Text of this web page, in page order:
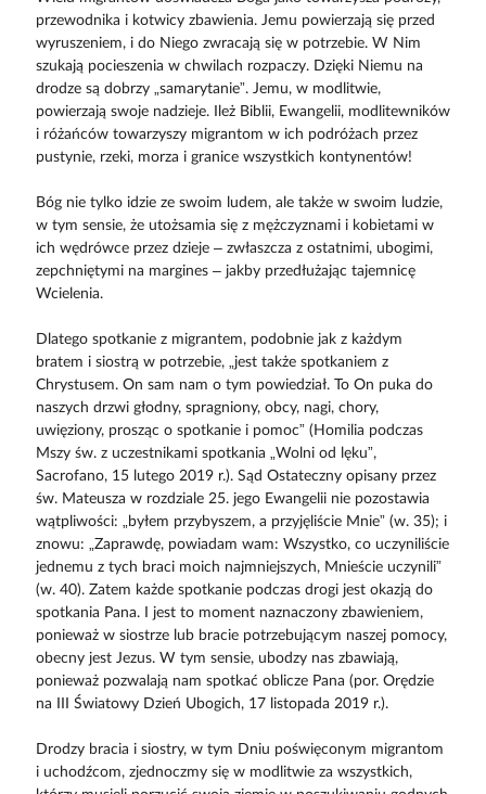
przewodnika i kotwicy zbawienia. Jemu powierzają się przed
wyruszeniem, i do Niego zwracają się w potrzebie. W Nim
szukają pocieszenia w chwilach rozpaczy. Dzięki Niemu na
drodze są dobrzy „samarytanie”. Jemu, w modlitwie,
powierzają swoje nadzieje. Ileż Biblii, Ewangelii, modlitewników
i różańców towarzyszy migrantom w ich podróżach przez
pustynie, rzeki, morza i granice wszystkich kontynentów!
Bóg nie tylko idzie ze swoim ludem, ale także w swoim ludzie,
w tym sensie, że utożsamia się z mężczyznami i kobietami w
ich wędrówce przez dzieje – zwłaszcza z ostatnimi, ubogimi,
zepchniętymi na margines – jakby przedłużając tajemnicę
Wcielenia.
Dlatego spotkanie z migrantem, podobnie jak z każdym
bratem i siostrą w potrzebie, „jest także spotkaniem z
Chrystusem. On sam nam o tym powiedział. To On puka do
naszych drzwi głodny, spragniony, obcy, nagi, chory,
uwięziony, prosząc o spotkanie i pomoc” (Homilia podczas
Mszy św. z uczestnikami spotkania „Wolni od lęku”,
Sacrofano, 15 lutego 2019 r.). Sąd Ostateczny opisany przez
św. Mateusza w rozdziale 25. jego Ewangelii nie pozostawia
wątpliwości: „byłem przybyszem, a przyjęliście Mnie” (w. 35); i
znowu: „Zaprawdę, powiadam wam: Wszystko, co uczyniliście
jednemu z tych braci moich najmniejszych, Mnieście uczynili”
(w. 40). Zatem każde spotkanie podczas drogi jest okazją do
spotkania Pana. I jest to moment naznaczony zbawieniem,
ponieważ w siostrze lub bracie potrzebującym naszej pomocy,
obecny jest Jezus. W tym sensie, ubodzy nas zbawiają,
ponieważ pozwalają nam spotkać oblicze Pana (por. Orędzie
na III Światowy Dzień Ubogich, 17 listopada 2019 r.).
Drodzy bracia i siostry, w tym Dniu poświęconym migrantom
i uchodźcom, zjednoczmy się w modlitwie za wszystkich,